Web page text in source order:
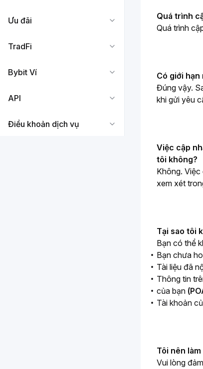
Ưu đãi
TradFi
Bybit Ví
API
Điều khoản dịch vụ
Quá trình
Quá trình
Có giới
Đúng vậy.
khi gửi yêu
Việc cập
tôi không?
Không. Việc
xem xét
Tại sao tôi
Bạn có thể
Bạn chưa
Tài liệu đã
Thông tin
của bạn
Tài khoản
Tôi nên
Vui lòng